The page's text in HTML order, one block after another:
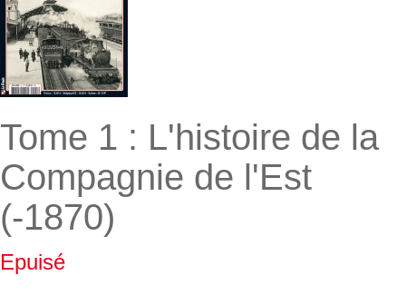
Tome 1 : L'histoire de la
Compagnie de l'Est
(-1870)
Epuisé